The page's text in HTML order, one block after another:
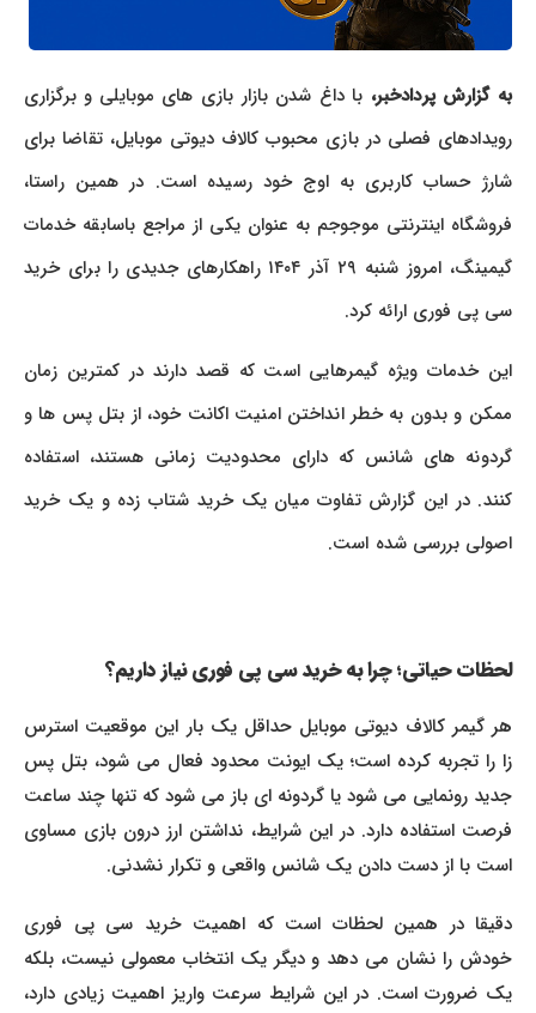
به گزارش پردادخبر،با داغ شدن بازار بازی های موبایلی و برگزاری
رویدادهای فصلی در بازی محبوب کالاف دیوتی موبایل، تقاضا برای
شارژ حساب کاربری به اوج خود رسیده است. در همین راستا،
فروشگاه اینترنتی موجوجم به عنوان یکی از مراجع باسابقه خدمات
گیمینگ، امروز شنبه ۲۹ آذر ۱۴۰۴ راهکارهای جدیدی را برای خرید
سی پی فوری ارائه کرد.
این خدمات ویژه گیمرهایی است که قصد دارند در کمترین زمان
ممکن و بدون به خطر انداختن امنیت اکانت خود، از بتل پس ها و
گردونه های شانس که دارای محدودیت زمانی هستند، استفاده
کنند. در این گزارش تفاوت میان یک خرید شتاب زده و یک خرید
اصولی بررسی شده است.
لحظات حیاتی؛ چرا به خرید سی پی فوری نیاز داریم؟
هر گیمر کالاف دیوتی موبایل حداقل یک بار این موقعیت استرس
زا را تجربه کرده است؛ یک ایونت محدود فعال می شود، بتل پس
جدید رونمایی می شود یا گردونه ای باز می شود که تنها چند ساعت
فرصت استفاده دارد. در این شرایط، نداشتن ارز درون بازی مساوی
است با از دست دادن یک شانس واقعی و تکرار نشدنی.
دقیقا در همین لحظات است که اهمیت خرید سی پی فوری
خودش را نشان می دهد و دیگر یک انتخاب معمولی نیست، بلکه
یک ضرورت است. در این شرایط سرعت واریز اهمیت زیادی دارد،